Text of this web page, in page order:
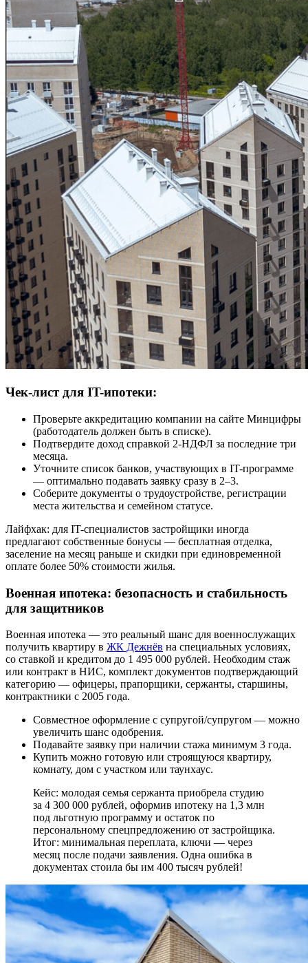
Чек-лист для IT-ипотеки:
Проверьте аккредитацию компании на сайте Минцифры
(работодатель должен быть в списке).
Подтвердите доход справкой 2-НДФЛ за последние три
месяца.
Уточните список банков, участвующих в IT-программе
— оптимально подавать заявку сразу в 2–3.
Соберите документы о трудоустройстве, регистрации
места жительства и семейном статусе.
Лайфхак: для IT-специалистов застройщики иногда
предлагают собственные бонусы — бесплатная отделка,
заселение на месяц раньше и скидки при единовременной
оплате более 50% стоимости жилья.
Военная ипотека: безопасность и стабильность
для защитников
Военная ипотека — это реальный шанс для военнослужащих
получить квартиру в ЖК Дежнёв на специальных условиях,
со ставкой и кредитом до 1 495 000 рублей. Необходим стаж
или контракт в НИС, комплект документов подтверждающий
категорию — офицеры, прапорщики, сержанты, старшины,
контрактники с 2005 года.
Совместное оформление с супругой/супругом — можно
увеличить шанс одобрения.
Подавайте заявку при наличии стажа минимум 3 года.
Купить можно готовую или строящуюся квартиру,
комнату, дом с участком или таунхаус.
Кейс: молодая семья сержанта приобрела студию
за 4 300 000 рублей, оформив ипотеку на 1,3 млн
под льготную программу и остаток по
персональному спецпредложению от застройщика.
Итог: минимальная переплата, ключи — через
месяц после подачи заявления. Одна ошибка в
документах стоила бы им 400 тысяч рублей!